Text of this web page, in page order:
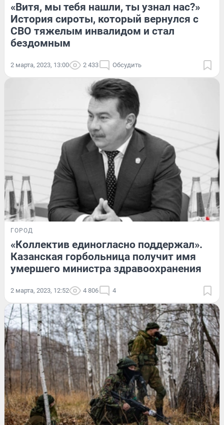
«Витя, мы тебя нашли, ты узнал нас?»
История сироты, который вернулся с
СВО тяжелым инвалидом и стал
бездомным
2 марта, 2023, 13:00 2 433 Обсудить
ГОРОД
«Коллектив единогласно поддержал».
Казанская горбольница получит имя
умершего министра здравоохранения
2 марта, 2023, 12:52 4 806 4